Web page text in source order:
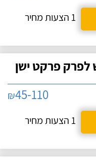
1 הצעות מחיר
לפרק פרקט ישן
₪45-110
1 הצעות מחיר